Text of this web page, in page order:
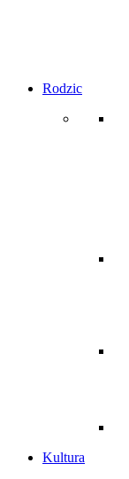
Rodzic
Kultura